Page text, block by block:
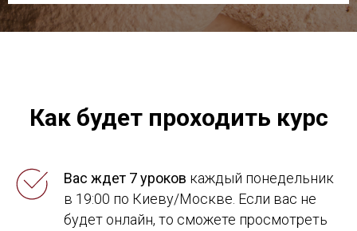
Как будет проходить курс
Вас ждет 7 уроков каждый понедельник
в 19:00 по Киеву/Москве. Если вас не
будет онлайн, то сможете просмотреть